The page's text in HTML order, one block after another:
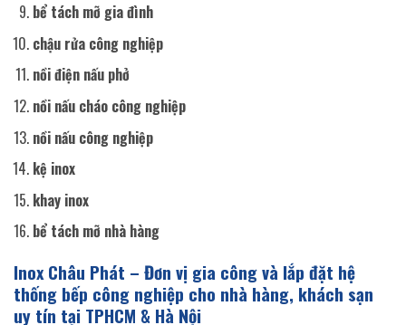
bể tách mỡ gia đình
chậu rửa công nghiệp
nồi điện nấu phở
nồi nấu cháo công nghiệp
nồi nấu công nghiệp
kệ inox
khay inox
bể tách mỡ nhà hàng
Inox Châu Phát – Đơn vị gia công và lắp đặt hệ
thống bếp công nghiệp cho nhà hàng, khách sạn
uy tín tại TPHCM & Hà Nội